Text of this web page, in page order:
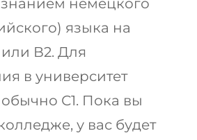
немецкого
языка на
В2. Для
в университет
обычно С1. Пока вы
у вас будет